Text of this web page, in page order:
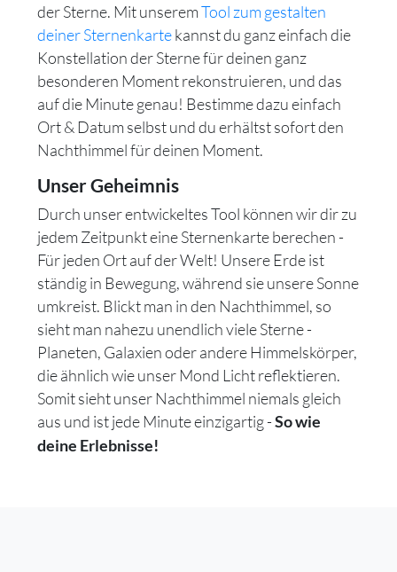
der Sterne. Mit unseremTool zum gestalten
deiner Sternenkartekannst du ganz einfach die
Konstellation der Sterne für deinen ganz
besonderen Moment rekonstruieren, und das
auf die Minute genau! Bestimme dazu einfach
Ort & Datum selbst und du erhältst sofort den
Nachthimmel für deinen Moment.
Unser Geheimnis
Durch unser entwickeltes Tool können wir dir zu
jedem Zeitpunkt eine Sternenkarte berechen -
Für jeden Ort auf der Welt! Unsere Erde ist
ständig in Bewegung, während sie unsere Sonne
umkreist. Blickt man in den Nachthimmel, so
sieht man nahezu unendlich viele Sterne -
Planeten, Galaxien oder andere Himmelskörper,
die ähnlich wie unser Mond Licht reflektieren.
Somit sieht unser Nachthimmel niemals gleich
aus und ist jede Minute einzigartig -So wie
deine Erlebnisse!